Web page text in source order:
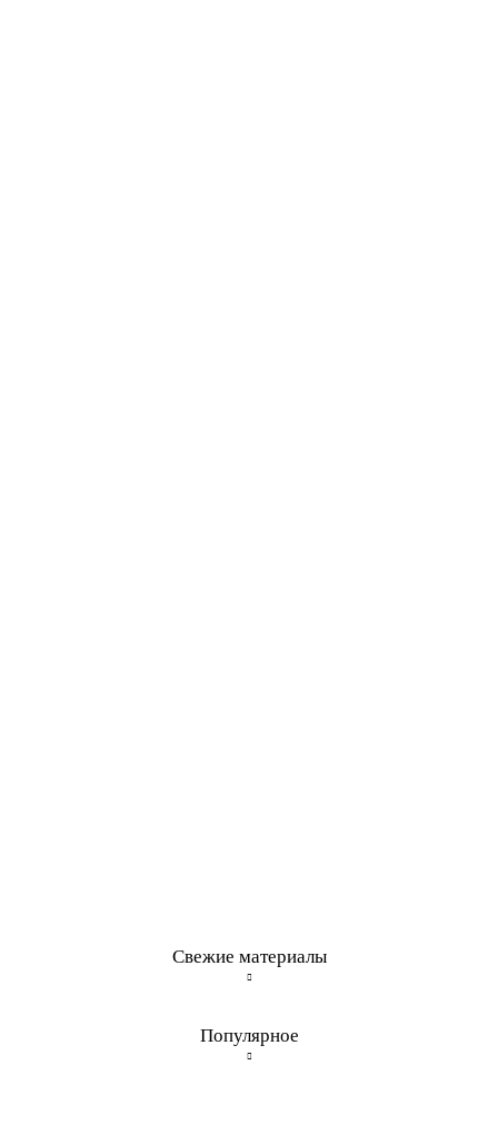
Свежие материалы
Популярное